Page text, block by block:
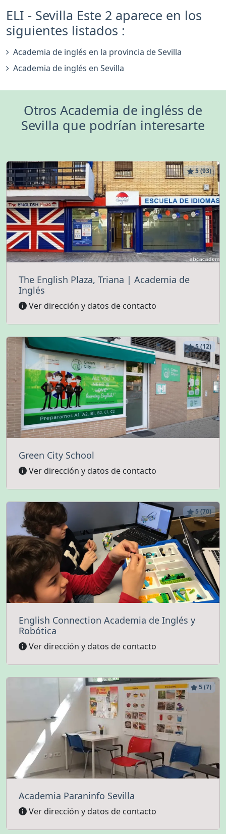
ELI - Sevilla Este 2 aparece en los
siguientes listados :
Academia de inglés en la provincia de Sevilla
Academia de inglés en Sevilla
Otros Academia de ingléss de
Sevilla que podrían interesarte
5 (93)
The English Plaza, Triana | Academia de
Inglés
Ver dirección y datos de contacto
5 (12)
Green City School
Ver dirección y datos de contacto
5 (70)
English Connection Academia de Inglés y
Robótica
Ver dirección y datos de contacto
5 (7)
Academia Paraninfo Sevilla
Ver dirección y datos de contacto